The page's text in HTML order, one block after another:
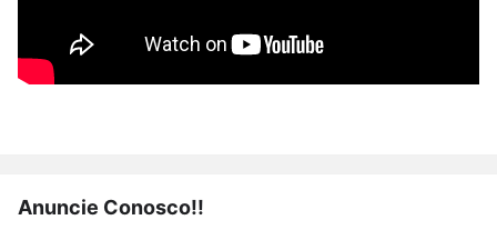
Anuncie Conosco!!